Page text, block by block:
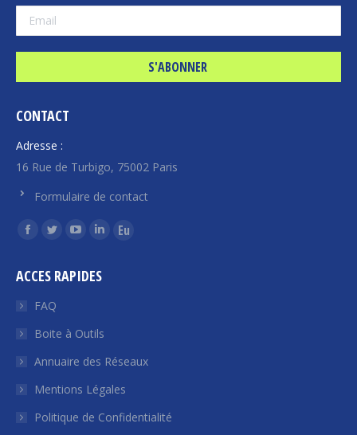
CONTACT
Adresse :
16 Rue de Turbigo, 75002 Paris
Formulaire de contact
Trouvez nous sur :
La
Facebook
s'ouvre
une
nouvelle
fenêtre
La
Twitter
s'ouvre
une
nouvelle
fenêtre
La
YouTube
une
nouvelle
fenêtre
La
LinkedIn
une
nouvelle
fenêtre
La
nouvelle
fenêtre
ACCES RAPIDES
FAQ
Boite à Outils
Annuaire des Réseaux
Mentions Légales
Politique de Confidentialité